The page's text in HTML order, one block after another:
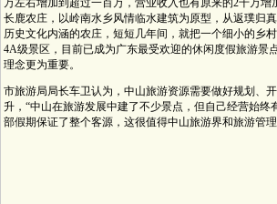
万左右增加到超过一百万，营业收入也有原来的2千万增
长鹿农庄，以岭南水乡风情临水建筑为原型，从返璞归
历史文化内涵的农庄，短短几年间，就把一个细小的乡
4A级景区，目前已成为广东最受欢迎的休闲度假旅游景
理念更为重要。
市旅游局局长车卫认为，中山旅游资源需要做好规划、
升，“中山在旅游发展中建了不少景点，但自己经营始
部假期保证了整个客源，这很值得中山旅游界和旅游管